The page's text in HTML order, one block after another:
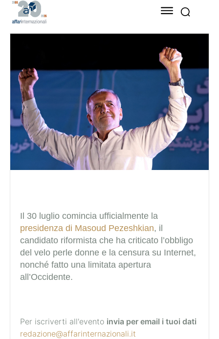
Il 30 luglio comincia ufficialmente la
presidenza di Masoud Pezeshkian, il
candidato riformista che ha criticato l’obbligo
del velo perle donne e la censura su Internet,
nonché fatto una limitata apertura
all’Occidente.
Per iscriverti all'evento invia per email i tuoi dati
redazione@affarinternazionali.it